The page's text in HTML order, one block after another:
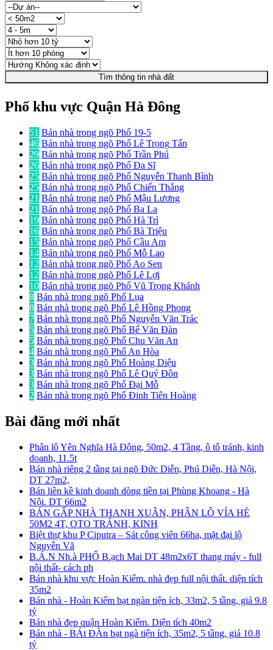
Tìm thông tin nhà đất
Phố khu vực Quận Hà Đông
51 Bán nhà trong ngõ Phố 19-5
46 Bán nhà trong ngõ Phố Lê Trọng Tấn
29 Bán nhà trong ngõ Phố Trần Phú
26 Bán nhà trong ngõ Phố Đa Sĩ
25 Bán nhà trong ngõ Phố Nguyễn Thanh Bình
25 Bán nhà trong ngõ Phố Chiến Thắng
21 Bán nhà trong ngõ Phố Mậu Lương
21 Bán nhà trong ngõ Phố Ba La
19 Bán nhà trong ngõ Phố Hà Trì
16 Bán nhà trong ngõ Phố Bà Triệu
15 Bán nhà trong ngõ Phố Cầu Am
14 Bán nhà trong ngõ Phố Mỗ Lao
12 Bán nhà trong ngõ Phố Ao Sen
12 Bán nhà trong ngõ Phố Lê Lợi
10 Bán nhà trong ngõ Phố Vũ Trọng Khánh
8 Bán nhà trong ngõ Phố Lụa
8 Bán nhà trong ngõ Phố Lê Hồng Phong
7 Bán nhà trong ngõ Phố Nguyễn Văn Trác
5 Bán nhà trong ngõ Phố Bế Văn Đàn
5 Bán nhà trong ngõ Phố Chu Văn An
4 Bán nhà trong ngõ Phố An Hòa
3 Bán nhà trong ngõ Phố Hoàng Diệu
3 Bán nhà trong ngõ Phố Lê Quý Đôn
3 Bán nhà trong ngõ Phố Đại Mỗ
2 Bán nhà trong ngõ Phố Đinh Tiên Hoàng
Bài đăng mới nhất
Phân lô Yên Nghĩa Hà Đông, 50m2, 4 Tầng, ô tô tránh, kinh
doanh, 11.5t
Bán nhà riêng 2 tầng tại ngõ Đức Diễn, Phú Diễn, Hà Nội,
DT 27m2,
Bán liền kề kinh doanh dòng tiền tại Phùng Khoang - Hà
Nội. DT 66m2
BÁN GẤP NHÀ THANH XUÂN, PHÂN LÔ VỈA HÈ
50M2 4T, OTO TRÁNH, KINH
Biệt thự khu P Ciputra – Sát công viên 66ha, mặt đại lộ
Nguyễn Vă
B.Á.N Nh.à PHỐ B.ạch Mai DT 48m2x6T thang máy - full
nội thất- cách ph
Bán nhà khu vực Hoàn Kiếm. nhà đẹp full nội thất. diện tích
35m2
Bán nhà - Hoàn Kiếm bạt ngàn tiện ích, 33m2, 5 tầng, giá 9.8
tỷ
Bán nhà đẹp quận Hoàn Kiếm. Diện tích 40m2
Bán nhà - BÁt ĐÀn bạt ngà tiện ích, 35m2, 5 tầng, giá 10.8
tỷ